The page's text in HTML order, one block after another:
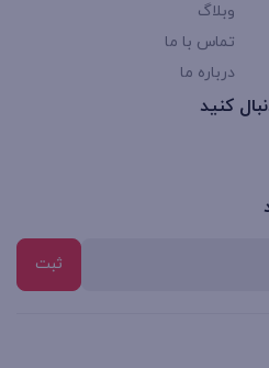
وبلاگ
تماس با ما
درباره ما
کنید